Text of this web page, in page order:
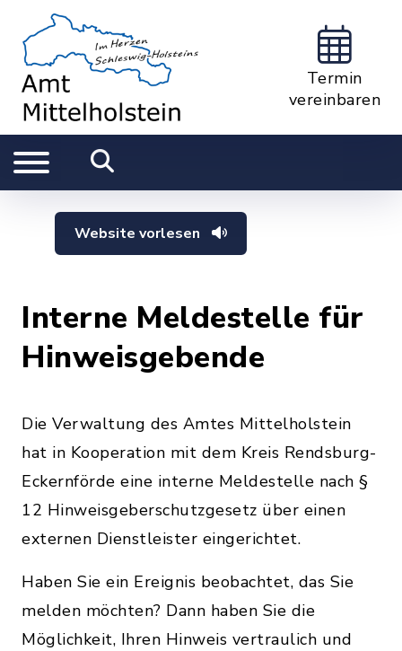
Termin
vereinbaren
Website vorlesen
Interne Meldestelle für
Hinweisgebende
Die Verwaltung des Amtes Mittelholstein
hat in Kooperation mit dem Kreis Rendsburg-
Eckernförde eine interne Meldestelle nach §
12 Hinweisgeberschutzgesetz über einen
externen Dienstleister eingerichtet.
Haben Sie ein Ereignis beobachtet, das Sie
melden möchten? Dann haben Sie die
Möglichkeit, Ihren Hinweis vertraulich und